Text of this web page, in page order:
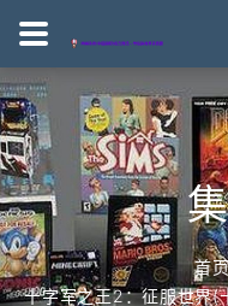
首
十字军之王2：征服世界